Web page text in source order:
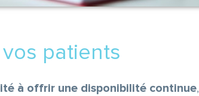
patients
à offrir une disponibilité continue